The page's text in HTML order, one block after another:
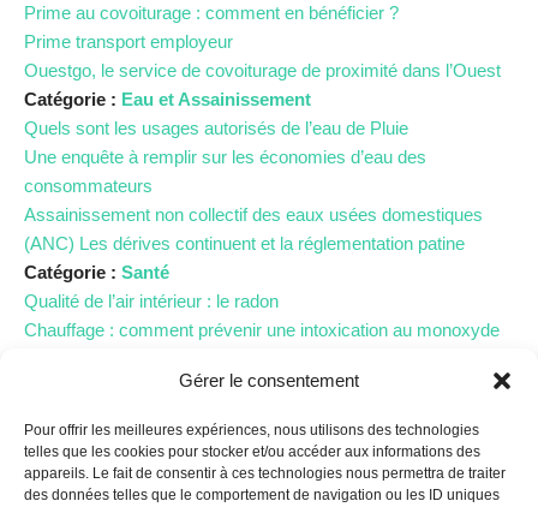
Gérer le consentement
Pour offrir les meilleures expériences, nous utilisons des technologies
telles que les cookies pour stocker et/ou accéder aux informations des
appareils. Le fait de consentir à ces technologies nous permettra de traiter
des données telles que le comportement de navigation ou les ID uniques
Prime au covoiturage : comment en bénéficier ?
Prime transport employeur
Ouestgo, le service de covoiturage de proximité dans l’Ouest
Catégorie : Eau et Assainissement
Quels sont les usages autorisés de l’eau de Pluie
Une enquête à remplir sur les économies d’eau des
consommateurs
Assainissement non collectif des eaux usées domestiques
(ANC) Les dérives continuent et la réglementation patine
Catégorie : Santé
Qualité de l’air intérieur : le radon
Chauffage : comment prévenir une intoxication au monoxyde
Punaise de lit : une avancé juridique positive pour les
Catégorie :Urgence climatique
Empreinte carbone : pourquoi et comment la réduire ?
4 gestes pour laver son linge de manière écologique